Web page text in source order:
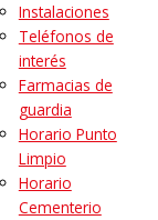
Instalaciones
Teléfonos de
interés
Farmacias de
guardia
Horario Punto
Limpio
Horario
Cementerio